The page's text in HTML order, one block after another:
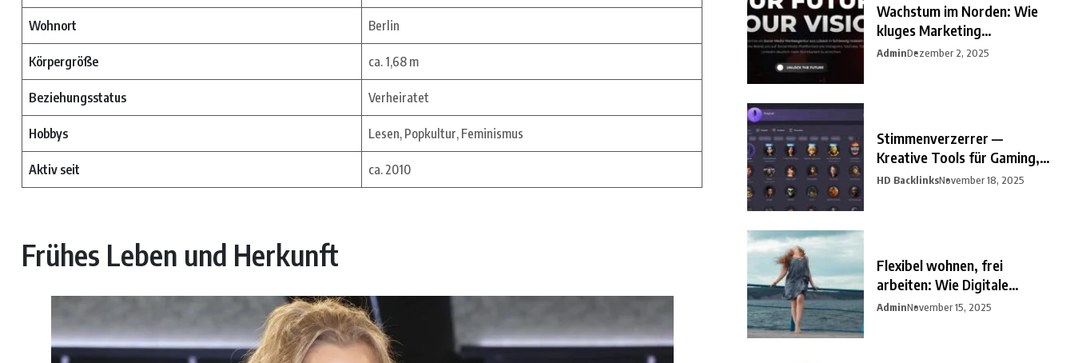
Wohnort Berlin
Körpergröße ca. 1,68 m
Beziehungsstatus Verheiratet
Hobbys Lesen, Popkultur, Feminismus
Aktiv seit ca. 2010
Frühes Leben und Herkunft
Wachstum im Norden: Wie
kluges Marketing
Unternehmen
AdminDezember 2, 2025
Stimmenverzerrer —
Kreative Tools für Gaming,
Streaming
HD BacklinksNovember 18, 2025
Flexibel wohnen, frei
arbeiten: Wie Digitale
Nomaden
AdminNovember 15, 2025